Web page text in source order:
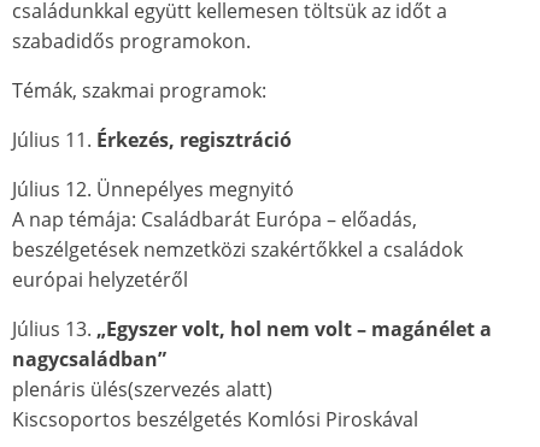
családunkkal együtt kellemesen töltsük az időt a
szabadidős programokon.
Témák, szakmai programok:
Július 11. Érkezés, regisztráció
Július 12. Ünnepélyes megnyitó
A nap témája: Családbarát Európa – előadás,
beszélgetések nemzetközi szakértőkkel a családok
európai helyzetéről
Július 13. „Egyszer volt, hol nem volt – magánélet a
nagycsaládban”
plenáris ülés(szervezés alatt)
Kiscsoportos beszélgetés Komlósi Piroskával